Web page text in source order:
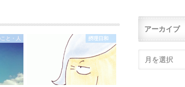
と・人 摂理日和
アーカイブ